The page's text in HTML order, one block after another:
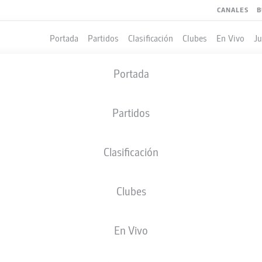
CANALES
Portada Partidos Clasificación Clubes En Vivo
Portada
Partidos
Clasificación
Clubes
En Vivo